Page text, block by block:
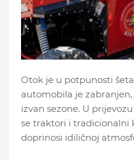
Otok je u potpunosti
automobila je
izvan sezone. U
se traktori i tradicionalni
doprinosi idiličnoj